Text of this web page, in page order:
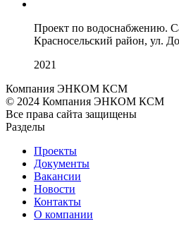
Проект по водоснабжению.
Красносельский район, ул.
2021
Компания ЭНКОМ КСМ
© 2024 Компания ЭНКОМ КСМ
Все права сайта защищены
Разделы
Проекты
Документы
Вакансии
Новости
Контакты
О компании